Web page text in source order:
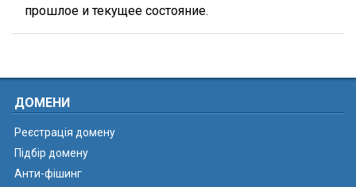
прошлое и текущее состояние.
ДОМЕНИ
Реєстрація домену
Підбір домену
Анти-фішинг